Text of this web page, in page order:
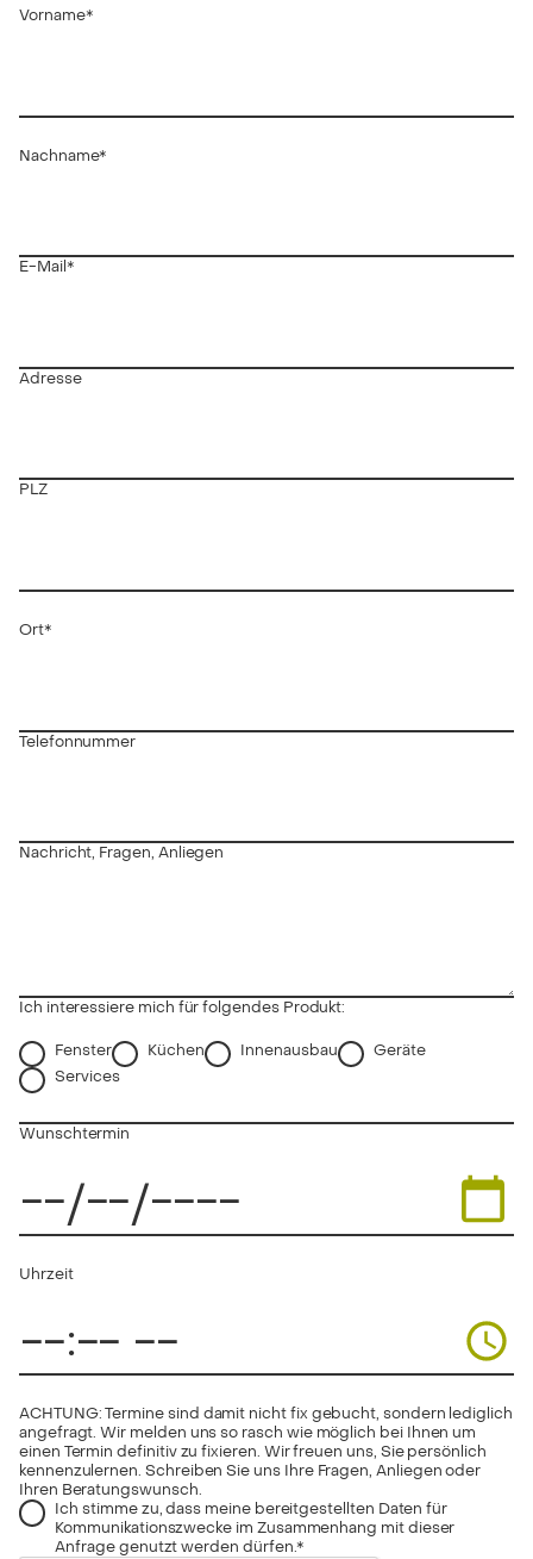
Vorname*
Nachname*
E-Mail*
Adresse
PLZ
Ort*
Telefonnummer
Nachricht, Fragen, Anliegen
Ich interessiere mich für folgendes Produkt:
Fenster Küchen Innenausbau
Geräte
Services
Wunschtermin
Uhrzeit
ACHTUNG: Termine sind damit nicht fix gebucht, sondern lediglich
angefragt. Wir melden uns so rasch wie möglich bei Ihnen um
einen Termin definitiv zu fixieren. Wir freuen uns, Sie persönlich
kennenzulernen. Schreiben Sie uns Ihre Fragen, Anliegen oder
Ihren Beratungswunsch.
Ich stimme zu, dass meine bereitgestellten Daten für
Kommunikationszwecke im Zusammenhang mit dieser
Anfrage genutzt werden dürfen.*